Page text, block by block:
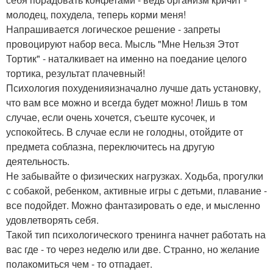
молодец, похудела, теперь корми меня!
Напрашивается логическое решение - запреты
провоцируют набор веса. Мысль "Мне Нельзя Этот
Тортик" - наталкивает на именно на поедание целого
тортика, результат плачевный!
Психология похуденияизначално лучше дать установку,
что вам все можно и всегда будет можно! Лишь в том
случае, если очень хочется, съеште кусочек, и
успокойтесь. В случае если не голодны, отойдите от
предмета соблазна, переключитесь на другую
деятельность.
Не забывайте о физических нагрузках. Ходьба, прогулки
с собакой, ребенком, активные игры с детьми, плавание -
все подойдет. Можно фантазировать о еде, и мысленно
удовлетворять себя.
Такой тип психологического тренинга начнет работать на
вас где - то через неделю или две. Странно, но желание
полакомиться чем - то отпадает.